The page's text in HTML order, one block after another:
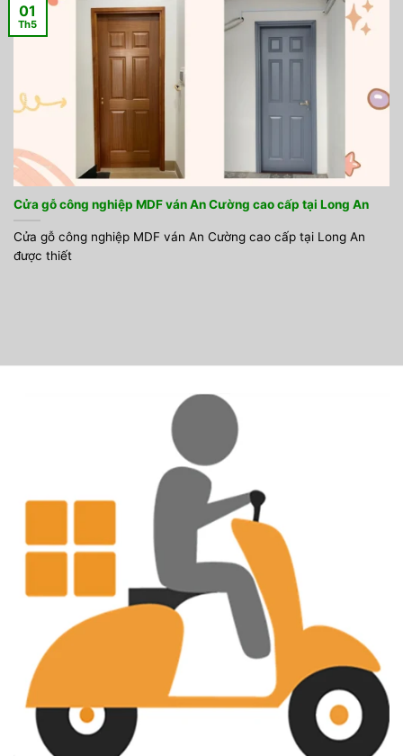
Cửa gỗ công nghiệp MDF ván An Cường cao cấp tại Long An
Cửa gỗ công nghiệp MDF ván An Cường cao cấp tại Long An
được thiết
01
Th5